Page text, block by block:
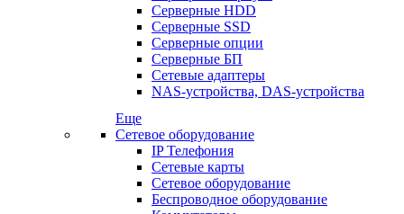
Серверные HDD
Серверные SSD
Серверные опции
Серверные БП
Сетевые адаптеры
NAS-устройства, DAS-устройства
Еще
Сетевое оборудование
IP Телефония
Сетевые карты
Сетевое оборудование
Беспроводное оборудование